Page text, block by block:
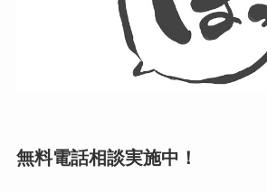
無料電話相談実施中！